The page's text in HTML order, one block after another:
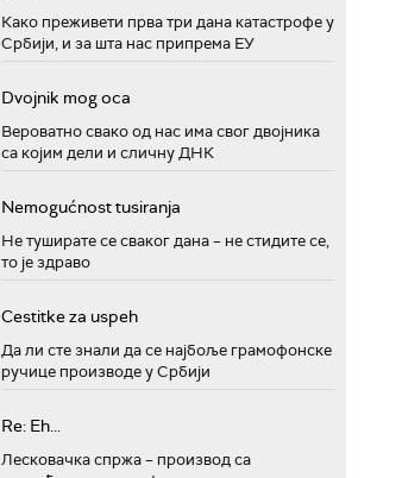
Како преживети прва три дана катастрофе у
Србији, и за шта нас припрема ЕУ
Dvojnik mog oca
Вероватно свако од нас има свог двојника
са којим дели и сличну ДНК
Nemogućnost tusiranja
Не туширате се сваког дана – не стидите се,
то је здраво
Cestitke za uspeh
Да ли сте знали да се најбоље грамофонске
ручице производе у Србији
Re: Eh...
Лесковачка спржа – производ са